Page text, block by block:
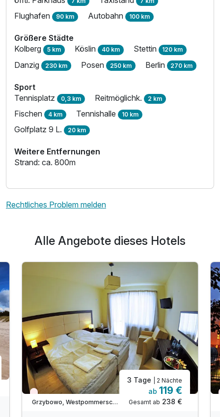
Flughafen 90 km Autobahn 100 km
Größere Städte
Kolberg 5 km Köslin 40 km Stettin 120 km
Danzig 230 km Posen 250 km Berlin 270 km
Sport
Tennisplatz 0,3 km Reitmöglichk. 2 km
Fischen 4 km Tennishalle 10 km
Golfplatz 9 L. 20 km
Weitere Entfernungen
Strand: ca. 800m
Rechtliches Problem melden
Alle Angebote dieses Hotels
Nur noch Restplätze
Grzybowo, Westpommersche Ostseeküste
3 Tage | 2 Nächte
ab 119 €
Gesamt ab 238 €